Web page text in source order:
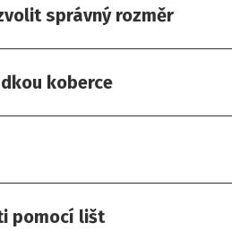
správný rozměr
koberce
pomocí lišt